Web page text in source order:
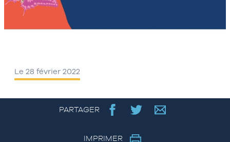
Le 28 février 2022
PARTAGER
IMPRIMER